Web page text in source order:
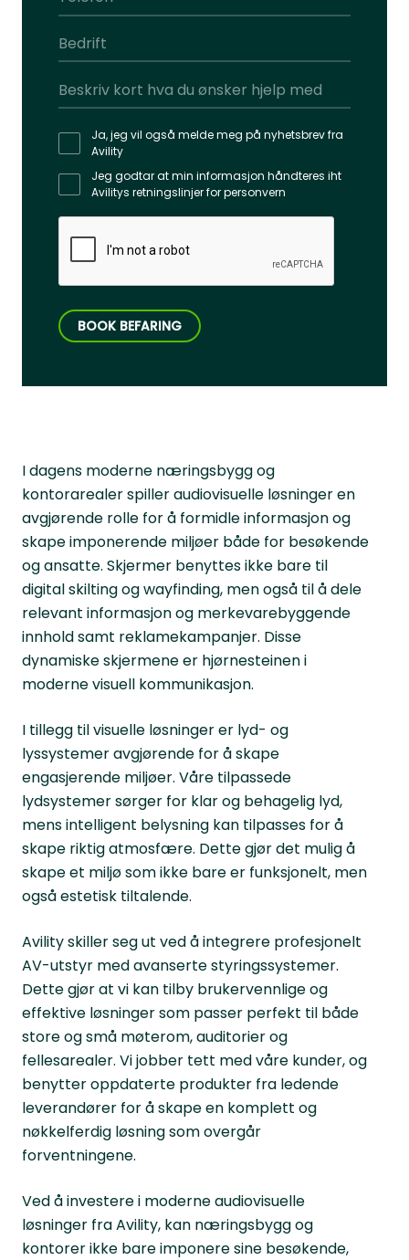
Ja, jeg vil også melde meg på nyhetsbrev fra
Avility
Jeg godtar at min informasjon håndteres iht
Avilitys retningslinjer for personvern
BOOK BEFARING
I dagens moderne næringsbygg og
kontorarealer spiller audiovisuelle løsninger en
avgjørende rolle for å formidle informasjon og
skape imponerende miljøer både for besøkende
og ansatte. Skjermer benyttes ikke bare til
digital skilting og wayfinding, men også til å dele
relevant informasjon og merkevarebyggende
innhold samt reklamekampanjer. Disse
dynamiske skjermene er hjørnesteinen i
moderne visuell kommunikasjon.
I tillegg til visuelle løsninger er lyd- og
lyssystemer avgjørende for å skape
engasjerende miljøer. Våre tilpassede
lydsystemer sørger for klar og behagelig lyd,
mens intelligent belysning kan tilpasses for å
skape riktig atmosfære. Dette gjør det mulig å
skape et miljø som ikke bare er funksjonelt, men
også estetisk tiltalende.
Avility skiller seg ut ved å integrere profesjonelt
AV-utstyr med avanserte styringssystemer.
Dette gjør at vi kan tilby brukervennlige og
effektive løsninger som passer perfekt til både
store og små møterom, auditorier og
fellesarealer. Vi jobber tett med våre kunder, og
benytter oppdaterte produkter fra ledende
leverandører for å skape en komplett og
nøkkelferdig løsning som overgår
forventningene.
Ved å investere i moderne audiovisuelle
løsninger fra Avility, kan næringsbygg og
kontorer ikke bare imponere sine besøkende,